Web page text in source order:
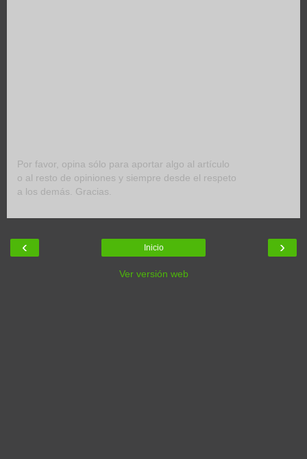
Por favor, opina sólo para aportar algo al artículo
o al resto de opiniones y siempre desde el respeto
a los demás. Gracias.
‹ ›
Inicio
Ver versión web